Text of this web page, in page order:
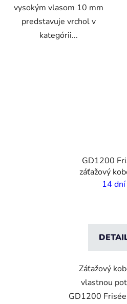
vysokým vlasom 10 mm
predstavuje vrchol v
kategórii...
GD1200
záťažový
vlastnou14 dní
Záťažový
vlastnou
GD1200